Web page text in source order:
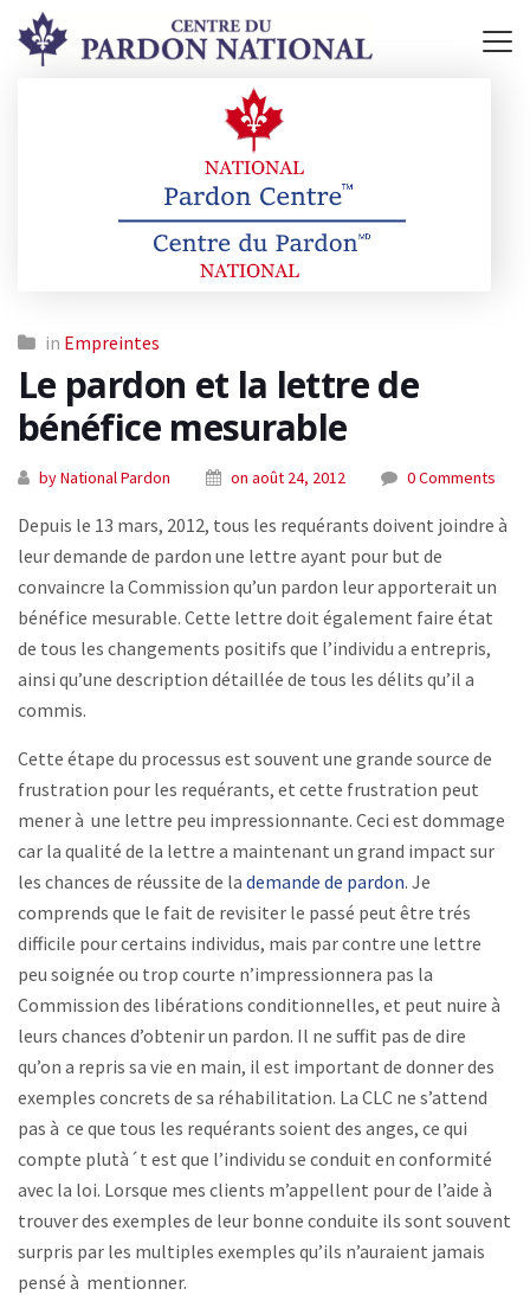
in Empreintes
Le pardon et la lettre de
bénéfice mesurable
by National Pardon on août 24, 2012 0 Comments
Depuis le 13 mars, 2012, tous les requérants doivent joindre à
leur demande de pardon une lettre ayant pour but de
convaincre la Commission qu’un pardon leur apporterait un
bénéfice mesurable. Cette lettre doit également faire état
de tous les changements positifs que l’individu a entrepris,
ainsi qu’une description détaillée de tous les délits qu’il a
commis.
Cette étape du processus est souvent une grande source de
frustration pour les requérants, et cette frustration peut
mener à une lettre peu impressionnante. Ceci est dommage
car la qualité de la lettre a maintenant un grand impact sur
les chances de réussite de la demande de pardon. Je
comprends que le fait de revisiter le passé peut être trés
difficile pour certains individus, mais par contre une lettre
peu soignée ou trop courte n’impressionnera pas la
Commission des libérations conditionnelles, et peut nuire à
leurs chances d’obtenir un pardon. Il ne suffit pas de dire
qu’on a repris sa vie en main, il est important de donner des
exemples concrets de sa réhabilitation. La CLC ne s’attend
pas à ce que tous les requérants soient des anges, ce qui
compte plutà´t est que l’individu se conduit en conformité
avec la loi. Lorsque mes clients m’appellent pour de l’aide à
trouver des exemples de leur bonne conduite ils sont souvent
surpris par les multiples exemples qu’ils n’auraient jamais
pensé à mentionner.